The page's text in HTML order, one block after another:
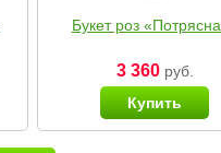
Букет роз
3 360руб.
Купить